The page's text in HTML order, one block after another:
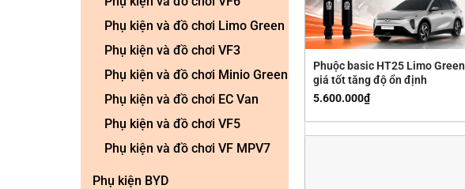
Phụ kiện và đồ chơi Limo Green
Phụ kiện và đồ chơi VF3
Phụ kiện và đồ chơi Minio Green
Phụ kiện và đồ chơi EC Van
Phụ kiện và đồ chơi VF5
Phụ kiện và đồ chơi VF MPV7
Phụ kiện BYD
Phuộc basic HT25 Limo Green
giá tốt tăng độ ổn định
5.600.000₫